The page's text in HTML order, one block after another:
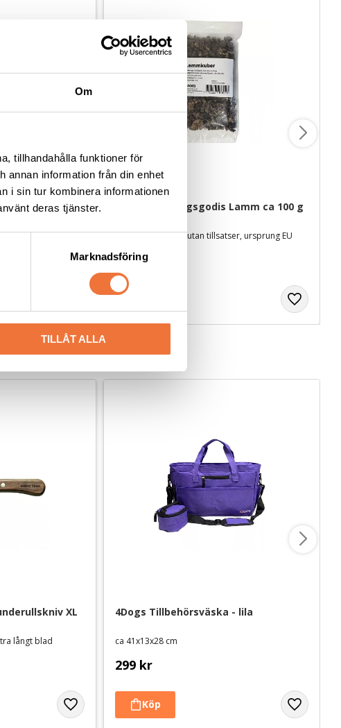
Om
tillhandahålla funktioner för
annan information från din enhet
i sin tur kombinera informationen
deras tjänster.
Marknadsföring
TILLÅT ALLA
- 100 g 4Dogs Belöningsgodis Lamm ca 100 g
Torkat hundgodis utan tillsatser, ursprung EU
49kr
XL
långt blad
4Dogs Tillbehörsväska - lila
ca 41x13x28 cm
299 kr